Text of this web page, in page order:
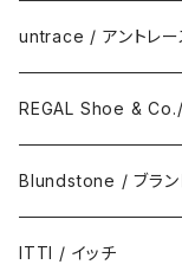
untrace / アントレー
REGAL Shoe & Co./
Blundstone / ブラン
ITTI / イッチ